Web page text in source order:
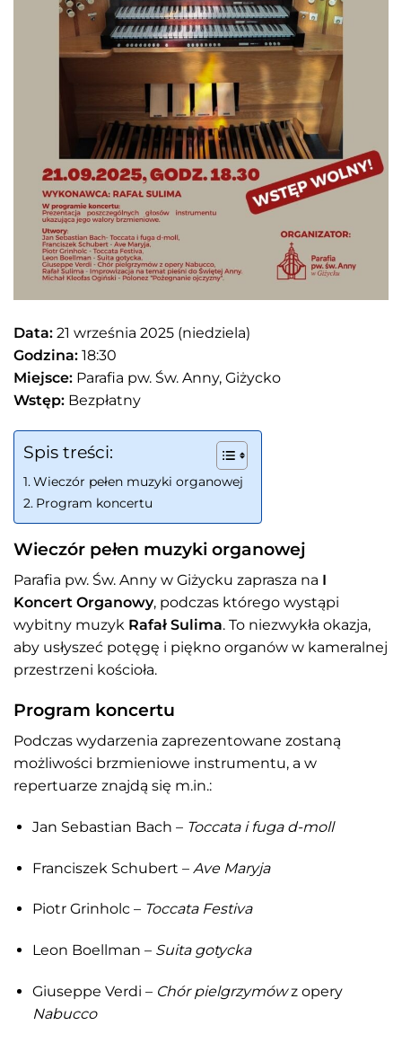
Data: 21 września 2025 (niedziela)
Godzina: 18:30
Miejsce: Parafia pw. Św. Anny, Giżycko
Wstęp: Bezpłatny
Spis treści:
Wieczór pełen muzyki organowej
Program koncertu
Wieczór pełen muzyki organowej
Parafia pw. Św. Anny w Giżycku zaprasza na I
Koncert Organowy, podczas którego wystąpi
wybitny muzyk Rafał Sulima. To niezwykła okazja,
aby usłyszeć potęgę i piękno organów w kameralnej
przestrzeni kościoła.
Program koncertu
Podczas wydarzenia zaprezentowane zostaną
możliwości brzmieniowe instrumentu, a w
repertuarze znajdą się m.in.:
Jan Sebastian Bach – Toccata i fuga d-moll
Franciszek Schubert – Ave Maryja
Piotr Grinholc – Toccata Festiva
Leon Boellman – Suita gotycka
Giuseppe Verdi – Chór pielgrzymówz opery
Nabucco